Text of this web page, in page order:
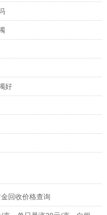
好
回收价格查询